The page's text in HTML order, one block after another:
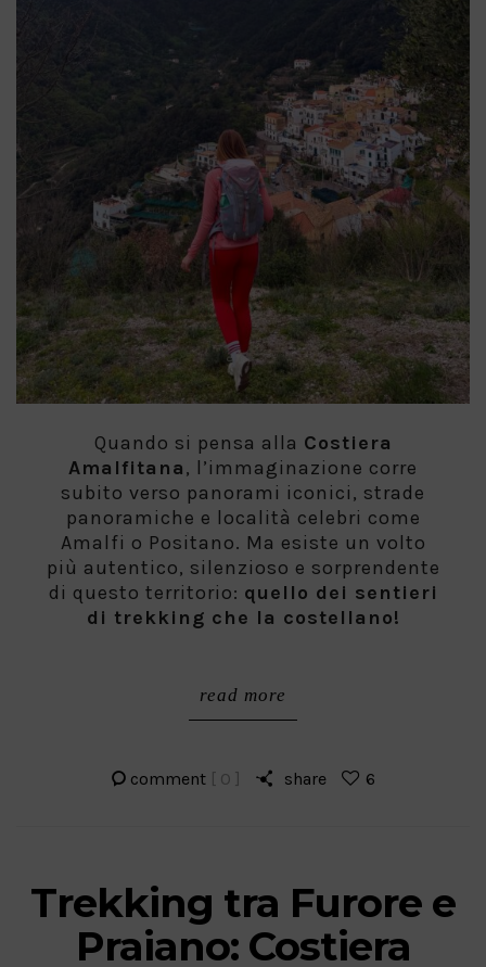
Quando si pensa alla Costiera
Amalfitana, l’immaginazione corre
subito verso panorami iconici, strade
panoramiche e località celebri come
Amalfi o Positano. Ma esiste un volto
più autentico, silenzioso e sorprendente
di questo territorio: quello dei sentieri
di trekking che la costellano!
read more
comment [ 0 ] share 6
Trekking tra Furore e
Praiano: Costiera